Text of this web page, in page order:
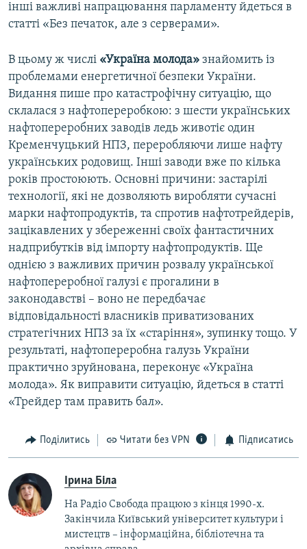
інші важливі напрацювання парламенту йдеться в
статті «Без печаток, але з серверами».
В цьому ж числі «Україна молода» знайомить із
проблемами енергетичної безпеки України.
Видання пише про катастрофічну ситуацію, що
склалася з нафтопереробкою: з шести українських
нафтопереробних заводів ледь животіє один
Кременчуцький НПЗ, переробляючи лише нафту
українських родовищ. Інші заводи вже по кілька
років простоюють. Основні причини: застарілі
технології, які не дозволяють виробляти сучасні
марки нафтопродуктів, та спротив нафтотрейдерів,
зацікавлених у збереженні своїх фантастичних
надприбутків від імпорту нафтопродуктів. Ще
однією з важливих причин розвалу української
нафтопереробної галузі є прогалини в
законодавстві – воно не передбачає
відповідальності власників приватизованих
стратегічних НПЗ за їх «старіння», зупинку тощо. У
результаті, нафтопереробна галузь України
практично зруйнована, переконує «Україна
молода». Як виправити ситуацію, йдеться в статті
«Трейдер там править бал».
Поділитись Читати без VPN Підписатись
Ірина Біла
На Радіо Свобода працюю з кінця 1990-х.
Закінчила Київський університет культури і
мистецтв – інформаційна, бібліотечна та